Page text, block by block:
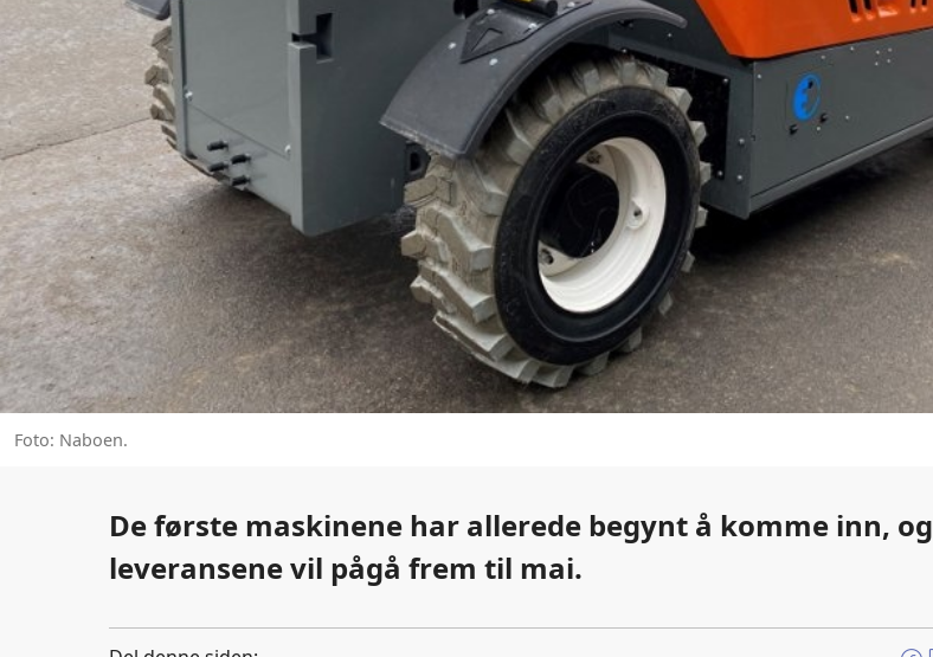
Foto: Naboen.
De første maskinene har allerede begynt å komme inn, og
leveransene vil pågå frem til mai.